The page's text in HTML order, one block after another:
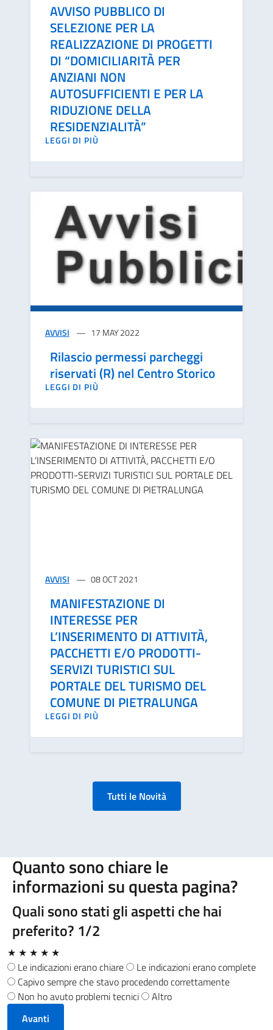
AVVISO PUBBLICO DI
SELEZIONE PER LA
REALIZZAZIONE DI PROGETTI
DI “DOMICILIARITÀ PER
ANZIANI NON
AUTOSUFFICIENTI E PER LA
RIDUZIONE DELLA
RESIDENZIALITÀ”
LEGGI DI PIÙ
AVVISI 17 MAY 2022
Rilascio permessi parcheggi
riservati (R) nel Centro Storico
LEGGI DI PIÙ
AVVISI 08 OCT 2021
MANIFESTAZIONE DI
INTERESSE PER
L’INSERIMENTO DI ATTIVITÀ,
PACCHETTI E/O PRODOTTI-
SERVIZI TURISTICI SUL
PORTALE DEL TURISMO DEL
COMUNE DI PIETRALUNGA
LEGGI DI PIÙ
Tutti le Novità
Quanto sono chiare le
informazioni su questa pagina?
Quali sono stati gli aspetti che hai
preferito? 1/2
★ ★ ★ ★ ★
Le indicazioni erano chiare
Le indicazioni erano complete
Capivo sempre che stavo procedendo correttamente
Non ho avuto problemi tecnici
Altro
Avanti